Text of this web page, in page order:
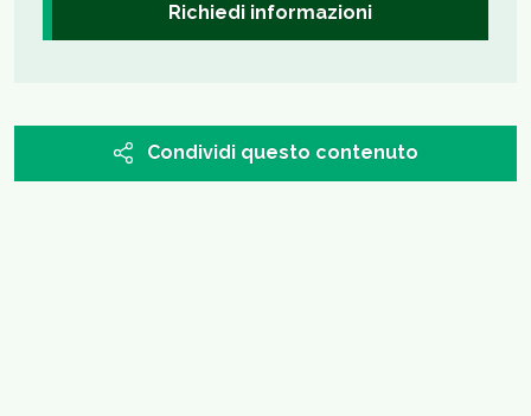
Richiedi informazioni
Condividi questo contenuto